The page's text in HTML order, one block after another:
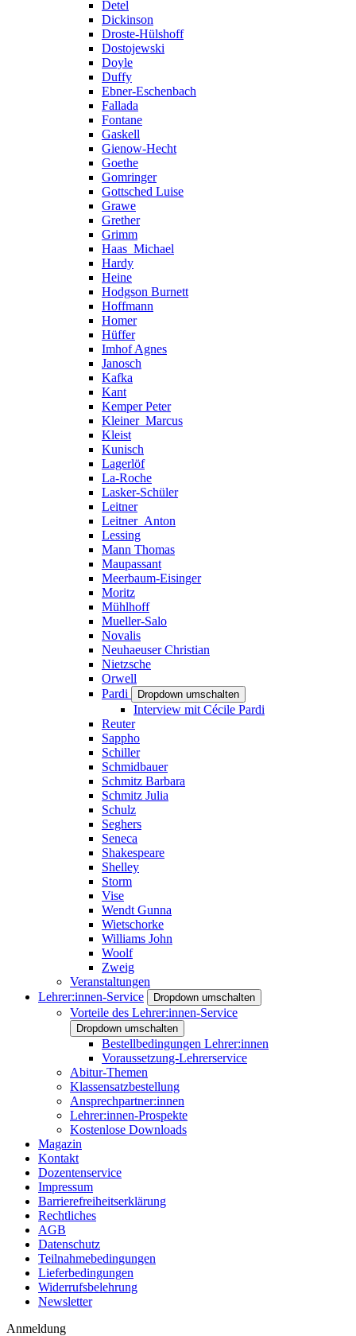
Detel
Dickinson
Droste-Hülshoff
Dostojewski
Doyle
Duffy
Ebner-Eschenbach
Fallada
Fontane
Gaskell
Gienow-Hecht
Goethe
Gomringer
Gottsched Luise
Grawe
Grether
Grimm
Haas_Michael
Hardy
Heine
Hodgson Burnett
Hoffmann
Homer
Hüffer
Imhof Agnes
Janosch
Kafka
Kant
Kemper Peter
Kleiner_Marcus
Kleist
Kunisch
Lagerlöf
La-Roche
Lasker-Schüler
Leitner
Leitner_Anton
Lessing
Mann Thomas
Maupassant
Meerbaum-Eisinger
Moritz
Mühlhoff
Mueller-Salo
Novalis
Neuhaeuser Christian
Nietzsche
Orwell
Pardi
Dropdown umschalten
Interview mit Cécile Pardi
Reuter
Sappho
Schiller
Schmidbauer
Schmitz Barbara
Schmitz Julia
Schulz
Seghers
Seneca
Shakespeare
Shelley
Storm
Vise
Wendt Gunna
Wietschorke
Williams John
Woolf
Zweig
Veranstaltungen
Lehrer:innen-Service
Dropdown umschalten
Vorteile des Lehrer:innen-Service
Dropdown umschalten
Bestellbedingungen Lehrer:innen
Voraussetzung-Lehrerservice
Abitur-Themen
Klassensatzbestellung
Ansprechpartner:innen
Lehrer:innen-Prospekte
Kostenlose Downloads
Magazin
Kontakt
Dozentenservice
Impressum
Barrierefreiheitserklärung
Rechtliches
AGB
Datenschutz
Teilnahmebedingungen
Lieferbedingungen
Widerrufsbelehrung
Newsletter
Anmeldung